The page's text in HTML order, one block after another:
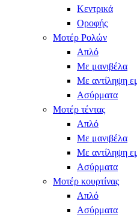
Κεντρικά
Οροφής
Μοτέρ Ρολών
Απλό
Με μανιβέλα
Με αντίληψη
Ασύρματα
Μοτέρ τέντας
Απλό
Με μανιβέλα
Με αντίληψη
Ασύρματα
Μοτέρ κουρτίνας
Απλό
Ασύρματα